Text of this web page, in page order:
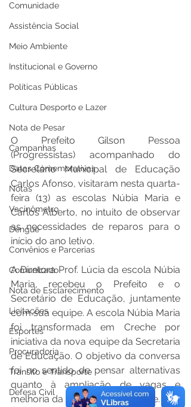
Comunidade
Assistência Social
Meio Ambiente
Institucional e Governo
Políticas Públicas
Cultura Desporto e Lazer
Nota de Pesar
Campanhas
Datas Comemorativas
Notas
Vacinômetro
Dengue
Convênios e Parcerias
Comunicado
Nota de Esclarecimento
Licitações
Esportes
Procuradoria
Trânsito e Transporte
Defesa Civil
O Prefeito Gilson Pessoa
(Progressistas) acompanhado do
Secretário Municipal de Educação
Carlos Afonso, visitaram nesta quarta-
feira (13) as escolas Núbia Maria e
Carlos Alberto, no intuito de observar
as necessidades de reparos para o
início do ano letivo.
A Diretora Prof. Lúcia da escola Núbia
Maria, recebeu o Prefeito e o
Secretário de Educação, juntamente
com sua equipe. A escola Núbia Maria
foi transformada em Creche por
iniciativa da nova equipe da Secretaria
de Educação. O objetivo da conversa
foi no sentido de pensar alternativas
quanto à ampliação de vagas e
melhoria da estrutura da unidade.